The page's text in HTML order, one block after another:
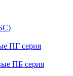
ПГ серия
ПБ серия